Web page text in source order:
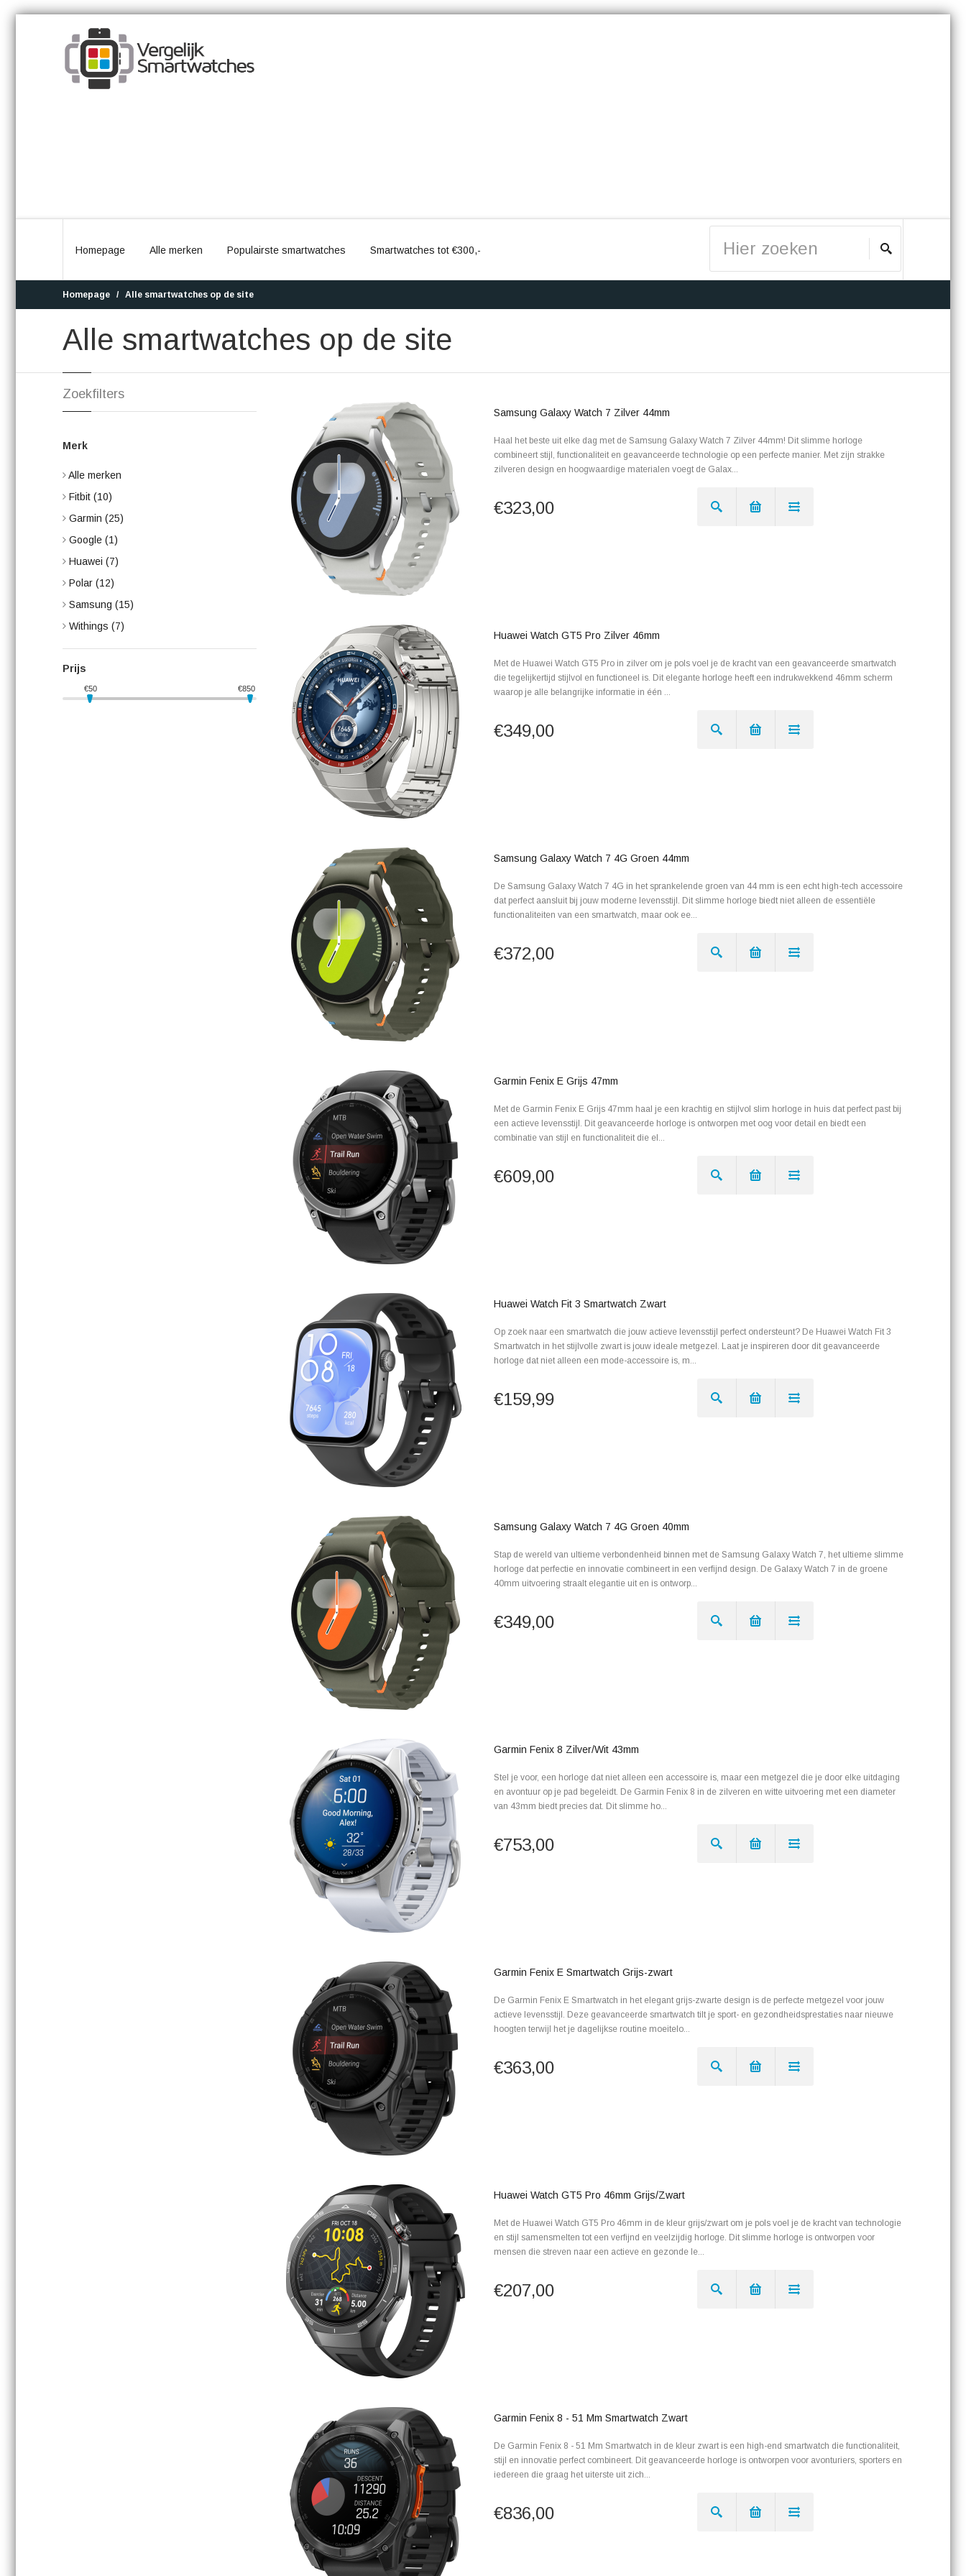
Homepage Alle merken Populairste smartwatches Smartwatches tot €300,-
Homepage Alle smartwatches op de site
Alle smartwatches op de site
Samsung Galaxy Watch 7 Zilver 44mm
Haal het beste uit elke dag met de Samsung Galaxy Watch 7 Zilver 44mm! Dit slimme horloge
combineert stijl, functionaliteit en geavanceerde technologie op een perfecte manier. Met zijn strakke
zilveren design en hoogwaardige materialen voegt de Galax...
€323,00
Huawei Watch GT5 Pro Zilver 46mm
Met de Huawei Watch GT5 Pro in zilver om je pols voel je de kracht van een geavanceerde smartwatch
die tegelijkertijd stijlvol en functioneel is. Dit elegante horloge heeft een indrukwekkend 46mm scherm
waarop je alle belangrijke informatie in één ...
€349,00
Samsung Galaxy Watch 7 4G Groen 44mm
De Samsung Galaxy Watch 7 4G in het sprankelende groen van 44 mm is een echt high-tech accessoire
dat perfect aansluit bij jouw moderne levensstijl. Dit slimme horloge biedt niet alleen de essentiële
functionaliteiten van een smartwatch, maar ook ee...
€372,00
Garmin Fenix E Grijs 47mm
Met de Garmin Fenix E Grijs 47mm haal je een krachtig en stijlvol slim horloge in huis dat perfect past bij
een actieve levensstijl. Dit geavanceerde horloge is ontworpen met oog voor detail en biedt een
combinatie van stijl en functionaliteit die el...
€609,00
Huawei Watch Fit 3 Smartwatch Zwart
Op zoek naar een smartwatch die jouw actieve levensstijl perfect ondersteunt? De Huawei Watch Fit 3
Smartwatch in het stijlvolle zwart is jouw ideale metgezel. Laat je inspireren door dit geavanceerde
horloge dat niet alleen een mode-accessoire is, m...
€159,99
Samsung Galaxy Watch 7 4G Groen 40mm
Stap de wereld van ultieme verbondenheid binnen met de Samsung Galaxy Watch 7, het ultieme slimme
horloge dat perfectie en innovatie combineert in een verfijnd design. De Galaxy Watch 7 in de groene
40mm uitvoering straalt elegantie uit en is ontworp...
€349,00
Garmin Fenix 8 Zilver/Wit 43mm
Stel je voor, een horloge dat niet alleen een accessoire is, maar een metgezel die je door elke uitdaging
en avontuur op je pad begeleidt. De Garmin Fenix 8 in de zilveren en witte uitvoering met een diameter
van 43mm biedt precies dat. Dit slimme ho...
€753,00
Garmin Fenix E Smartwatch Grijs-zwart
De Garmin Fenix E Smartwatch in het elegant grijs-zwarte design is de perfecte metgezel voor jouw
actieve levensstijl. Deze geavanceerde smartwatch tilt je sport- en gezondheidsprestaties naar nieuwe
hoogten terwijl het je dagelijkse routine moeitelo...
€363,00
Huawei Watch GT5 Pro 46mm Grijs/Zwart
Met de Huawei Watch GT5 Pro 46mm in de kleur grijs/zwart om je pols voel je de kracht van technologie
en stijl samensmelten tot een verfijnd en veelzijdig horloge. Dit slimme horloge is ontworpen voor
mensen die streven naar een actieve en gezonde le...
€207,00
Garmin Fenix 8 - 51 Mm Smartwatch Zwart
De Garmin Fenix 8 - 51 Mm Smartwatch in de kleur zwart is een high-end smartwatch die functionaliteit,
stijl en innovatie perfect combineert. Dit geavanceerde horloge is ontworpen voor avonturiers, sporters en
iedereen die graag het uiterste uit zich...
€836,00
Zoekfilters
Merk
Alle merken
Fitbit (10)
Garmin (25)
Google (1)
Huawei (7)
Polar (12)
Samsung (15)
Withings (7)
Prijs
€50 €850